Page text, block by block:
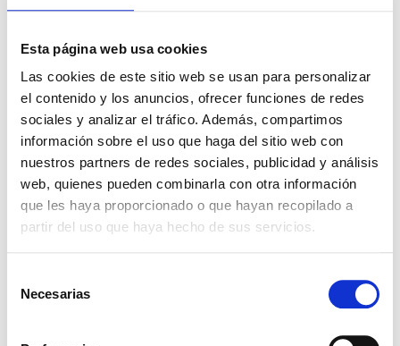
Esta página web usa cookies
Las cookies de este sitio web se usan para personalizar
el contenido y los anuncios, ofrecer funciones de redes
sociales y analizar el tráfico. Además, compartimos
información sobre el uso que haga del sitio web con
nuestros partners de redes sociales, publicidad y análisis
web, quienes pueden combinarla con otra información
que les haya proporcionado o que hayan recopilado a
partir del uso que haya hecho de sus servicios.
Necesarias
Descargas
Solicitar Ficha Técnica
Solicitar Hoja de Seguridad
Presentaciones
Haz click para ver los envases
1KG 5KG 25KG
Ingredientes relacionados